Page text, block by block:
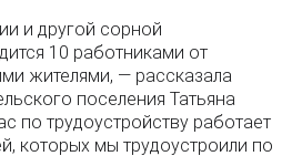
и другой сорной
10 работниками от
жителями, — рассказала
поселения Татьяна
по трудоустройству работает
которых мы трудоустроили по